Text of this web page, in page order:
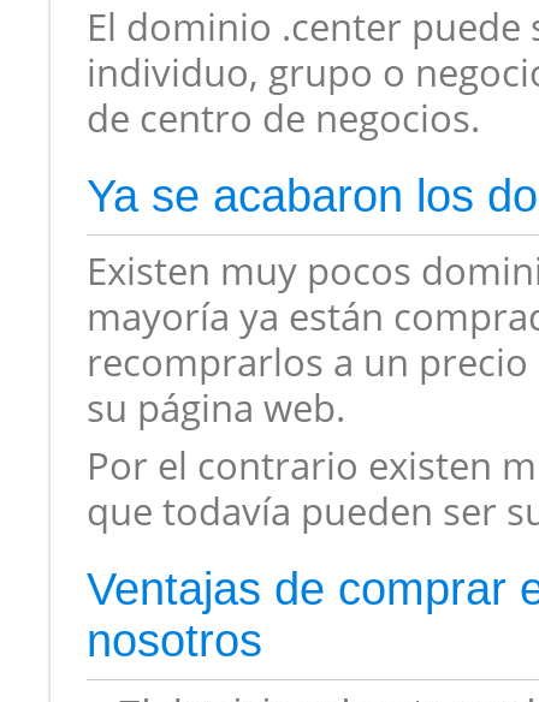
El dominio .center
individuo, grupo o
de centro de negocios.
Ya se acabaron los
Existen muy pocos
mayoría ya están
recomprarlos a un
su página web.
Por el contrario existen
que todavía pueden ser
Ventajas de comprar
nosotros